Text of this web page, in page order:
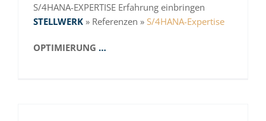
S/4HANA-EXPERTISE Erfahrung einbringen
STELLWERK » Referenzen » S/4HANA-Expertise
OPTIMIERUNG …